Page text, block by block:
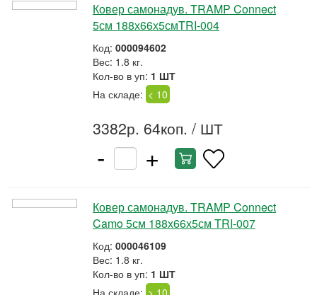
Ковер самонадув. TRAMP Connect
5см 188х66х5смTRI-004
Код: 000094602
Вес: 1.8 кг.
Кол-во в уп: 1 ШТ
На складе: < 10
3382р. 64коп. / ШТ
- +
Ковер самонадув. TRAMP Connect
Camo 5см 188х66х5см TRI-007
Код: 000046109
Вес: 1.8 кг.
Кол-во в уп: 1 ШТ
На складе: > 10